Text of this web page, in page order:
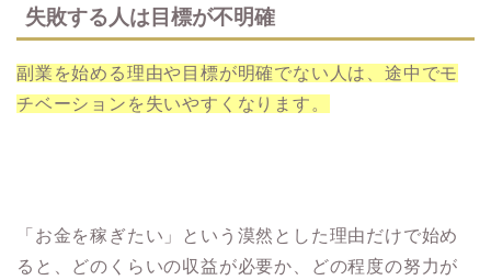
失敗する人は目標が不明確
副業を始める理由や目標が明確でない人は、途中でモ
チベーションを失いやすくなります。
「お金を稼ぎたい」という漠然とした理由だけで始め
ると、どのくらいの収益が必要か、どの程度の努力が